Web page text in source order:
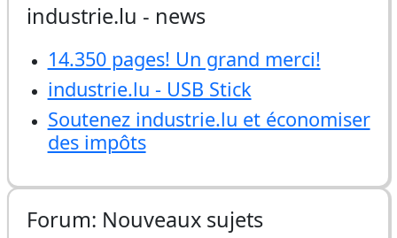
industrie.lu - news
14.350 pages! Un grand merci!
industrie.lu - USB Stick
Soutenez industrie.lu et économiser
des impôts
Forum: Nouveaux sujets